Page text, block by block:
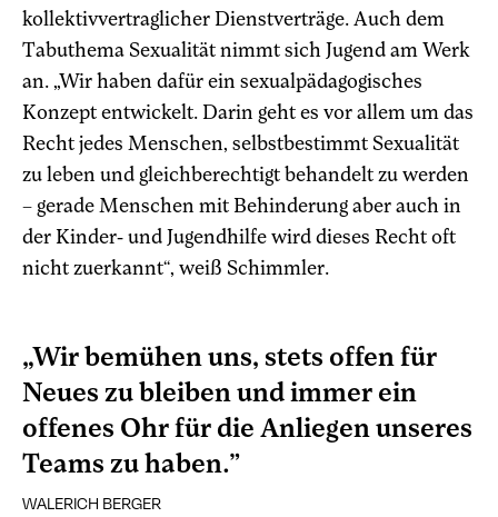
kollektivvertraglicher Dienstverträge. Auch dem
Tabuthema Sexualität nimmt sich Jugend am Werk
an. „Wir haben dafür ein sexualpädagogisches
Konzept entwickelt. Darin geht es vor allem um das
Recht jedes Menschen, selbstbestimmt Sexualität
zu leben und gleichberechtigt behandelt zu werden
– gerade Menschen mit Behinderung aber auch in
der Kinder- und Jugendhilfe wird dieses Recht oft
nicht zuerkannt“, weiß Schimmler.
„Wir bemühen uns, stets offen für
Neues zu bleiben und immer ein
offenes Ohr für die Anliegen unseres
Teams zu haben.”
WALERICH BERGER